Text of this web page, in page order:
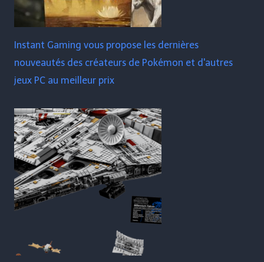
Instant Gaming vous propose les dernières
nouveautés des créateurs de Pokémon et d'autres
jeux PC au meilleur prix